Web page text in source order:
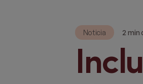
Noticia 2 min